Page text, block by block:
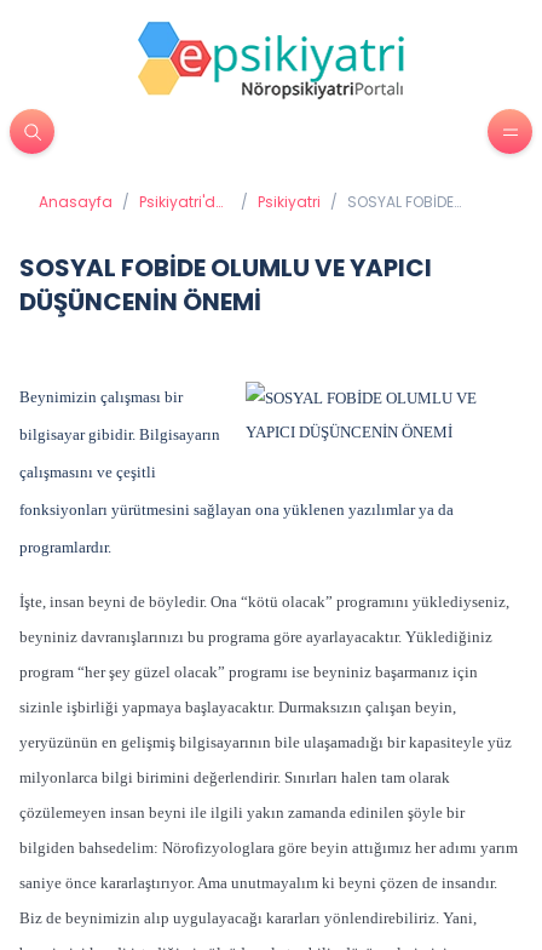
Anasayfa / Psikiyatri'de
/ Psikiyatri / SOSYAL FOBİDE
SOSYAL FOBİDE OLUMLU VE YAPICI
DÜŞÜNCENİN ÖNEMİ
Beynimizin çalışması bir
bilgisayar gibidir. Bilgisayarın
çalışmasını ve çeşitli
fonksiyonları yürütmesini sağlayan ona yüklenen yazılımlar ya da
programlardır.
İşte, insan beyni de böyledir. Ona “kötü olacak” programını yüklediyseniz,
beyniniz davranışlarınızı bu programa göre ayarlayacaktır. Yüklediğiniz
program “her şey güzel olacak” programı ise beyniniz başarmanız için
sizinle işbirliği yapmaya başlayacaktır. Durmaksızın çalışan beyin,
yeryüzünün en gelişmiş bilgisayarının bile ulaşamadığı bir kapasiteyle yüz
milyonlarca bilgi birimini değerlendirir. Sınırları halen tam olarak
çözülemeyen insan beyni ile ilgili yakın zamanda edinilen şöyle bir
bilgiden bahsedelim: Nörofizyologlara göre beyin attığımız her adımı yarım
saniye önce kararlaştırıyor. Ama unutmayalım ki beyni çözen de insandır.
Biz de beynimizin alıp uygulayacağı kararları yönlendirebiliriz. Yani,